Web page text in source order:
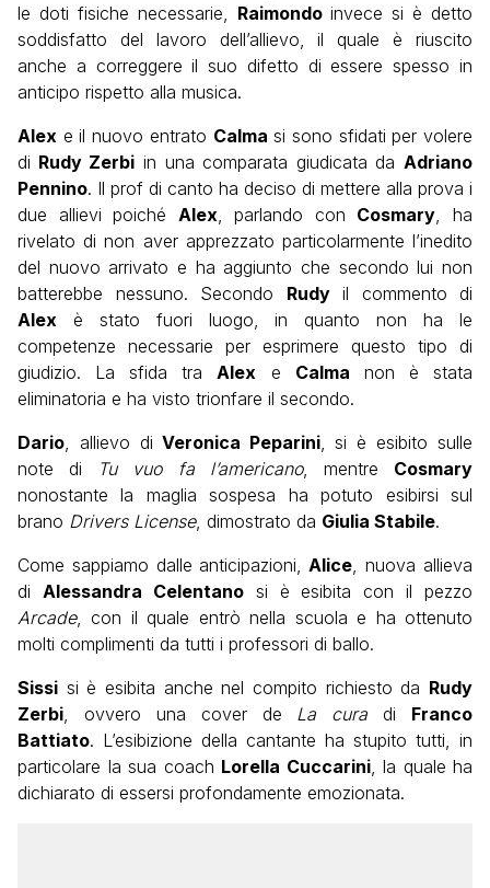
le doti fisiche necessarie, Raimondoinvece si è detto
soddisfatto del lavoro dell’allievo, il quale è riuscito
anche a correggere il suo difetto di essere spesso in
anticipo rispetto alla musica.
Alex e il nuovo entrato Calma si sono sfidati per volere
di Rudy Zerbi in una comparata giudicata da Adriano
Pennino. Il prof di canto ha deciso di mettere alla prova i
due allievi poiché Alex , parlando con Cosmary , ha
rivelato di non aver apprezzato particolarmente l’inedito
del nuovo arrivato e ha aggiunto che secondo lui non
batterebbe nessuno. Secondo Rudyil commento di
Alex è stato fuori luogo, in quanto non ha le
competenze necessarie per esprimere questo tipo di
giudizio. La sfida tra Alex e Calma non è stata
eliminatoria e ha visto trionfare il secondo.
Dario , allievo di Veronica Peparini, si è esibito sulle
note di
Tu vuo fa l’americano, mentre Cosmary
nonostante la maglia sospesa ha potuto esibirsi sul
brano Drivers License, dimostrato da Giulia Stabile.
Come sappiamo dalle anticipazioni,
Alice , nuova allieva
di Alessandra Celentanosi è esibita con il pezzo
Arcade, con il quale entrò nella scuola e ha ottenuto
molti complimenti da tutti i professori di ballo.
Sissi si è esibita anche nel compito richiesto da Rudy
Zerbi , ovvero una cover de La cura di Franco
Battiato. L’esibizione della cantante ha stupito tutti, in
particolare la sua coach Lorella Cuccarini, la quale ha
dichiarato di essersi profondamente emozionata.